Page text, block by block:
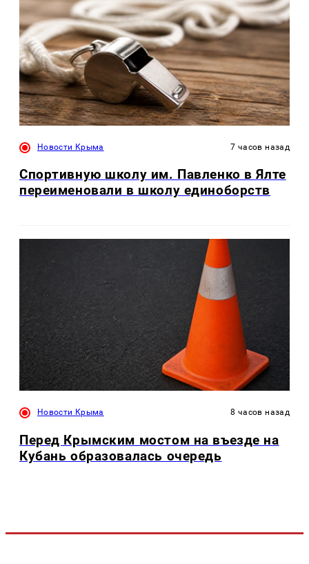
Новости Крыма 7 часов назад
Спортивную школу им. Павленко в Ялте
переименовали в школу единоборств
Новости Крыма 8 часов назад
Перед Крымским мостом на въезде на
Кубань образовалась очередь